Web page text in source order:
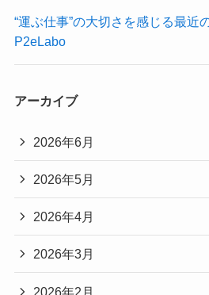
“運ぶ仕事”の大切さを感じる最
P2eLabo
アーカイブ
2026年6月
2026年5月
2026年4月
2026年3月
2026年2月